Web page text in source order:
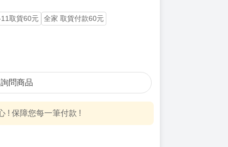
取貨60元
全家 取貨付款60元
詢問商品
! 保障您每一筆付款 !